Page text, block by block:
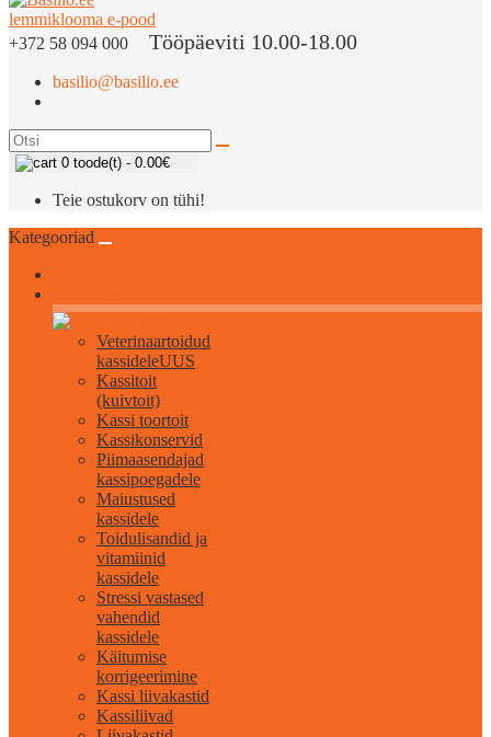
+372 58 094 000 Tööpäeviti 10.00-18.00
basilio@basilio.ee
0 toode(t) - 0.00€
Teie ostukorv on tühi!
Kategooriad
Veterinaartoidud
kassideleUUS
Kassitoit
(kuivtoit)
Kassi toortoit
Kassikonservid
Piimaasendajad
kassipoegadele
Maiustused
kassidele
Toidulisandid ja
vitamiinid
kassidele
Stressi vastased
vahendid
kassidele
Käitumise
korrigeerimine
Kassi liivakastid
Kassiliivad